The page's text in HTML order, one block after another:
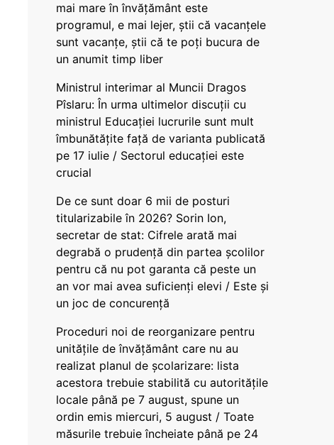
mai mare în învățământ este
programul, e mai lejer, știi că vacanțele
sunt vacanţe, știi că te poți bucura de
un anumit timp liber
Ministrul interimar al Muncii Dragos
Pîslaru: În urma ultimelor discuții cu
ministrul Educației lucrurile sunt mult
îmbunătățite față de varianta publicată
pe 17 iulie / Sectorul educației este
crucial
De ce sunt doar 6 mii de posturi
titularizabile în 2026? Sorin Ion,
secretar de stat: Cifrele arată mai
degrabă o prudență din partea școlilor
pentru că nu pot garanta că peste un
an vor mai avea suficienți elevi / Este și
un joc de concurență
Proceduri noi de reorganizare pentru
unitățile de învățământ care nu au
realizat planul de școlarizare: lista
acestora trebuie stabilită cu autoritățile
locale până pe 7 august, spune un
ordin emis miercuri, 5 august / Toate
măsurile trebuie încheiate până pe 24